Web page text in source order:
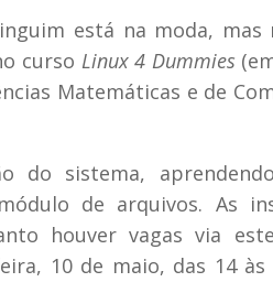
está na moda,
curso Linux 4 Dummies
Matemáticas e de
do sistema,
de arquivos. As
houver vagas via
10 de maio, das 14